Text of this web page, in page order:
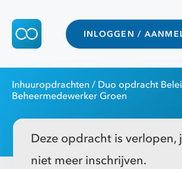
INLOGGEN /
Inhuuropdrachten / Duo opdracht
Beheermedewerker Groen
Deze opdracht is verlopen,
niet meer inschrijven.